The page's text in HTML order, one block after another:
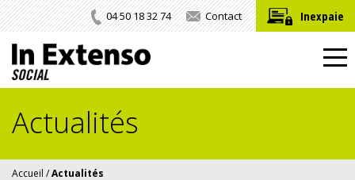
04 50 18 32 74 Contact Inexpaie
Actualités
Accueil /Actualités